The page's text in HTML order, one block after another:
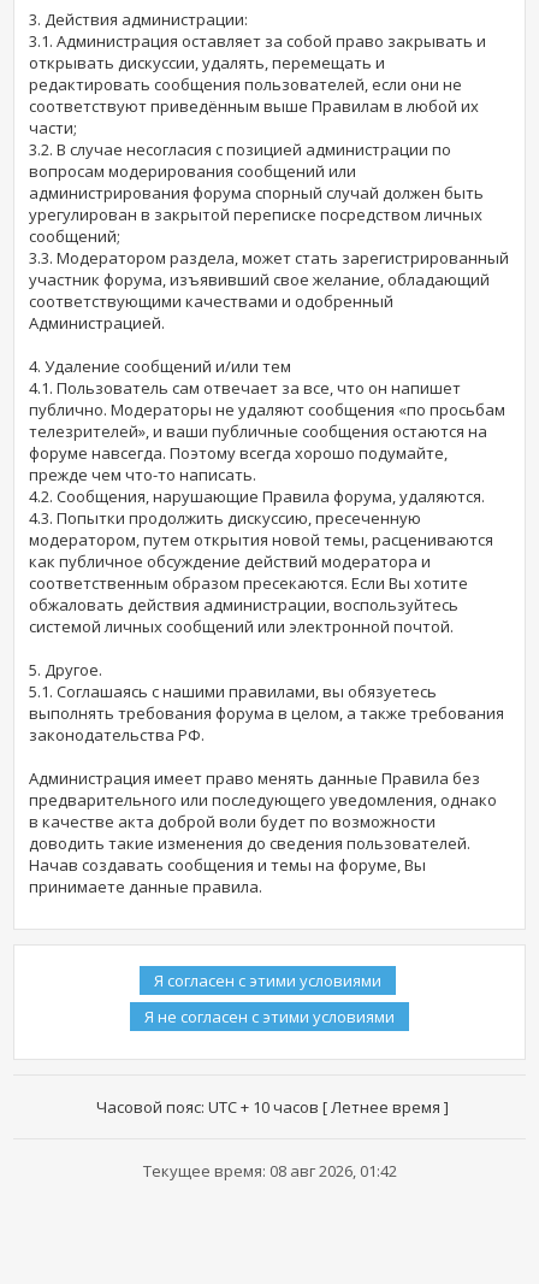
3. Действия администрации:
3.1. Администрация оставляет за собой право закрывать и
открывать дискуссии, удалять, перемещать и
редактировать сообщения пользователей, если они не
соответствуют приведённым выше Правилам в любой их
части;
3.2. В случае несогласия с позицией администрации по
вопросам модерирования сообщений или
администрирования форума спорный случай должен быть
урегулирован в закрытой переписке посредством личных
сообщений;
3.3. Модератором раздела, может стать зарегистрированный
участник форума, изъявивший свое желание, обладающий
соответствующими качествами и одобренный
Администрацией.
4. Удаление сообщений и/или тем
4.1. Пользователь сам отвечает за все, что он напишет
публично. Модераторы не удаляют сообщения «по просьбам
телезрителей», и ваши публичные сообщения остаются на
форуме навсегда. Поэтому всегда хорошо подумайте,
прежде чем что-то написать.
4.2. Сообщения, нарушающие Правила форума, удаляются.
4.3. Попытки продолжить дискуссию, пресеченную
модератором, путем открытия новой темы, расцениваются
как публичное обсуждение действий модератора и
соответственным образом пресекаются. Если Вы хотите
обжаловать действия администрации, воспользуйтесь
системой личных сообщений или электронной почтой.
5. Другое.
5.1. Соглашаясь с нашими правилами, вы обязуетесь
выполнять требования форума в целом, а также требования
законодательства РФ.
Администрация имеет право менять данные Правила без
предварительного или последующего уведомления, однако
в качестве акта доброй воли будет по возможности
доводить такие изменения до сведения пользователей.
Начав создавать сообщения и темы на форуме, Вы
принимаете данные правила.
Часовой пояс: UTC + 10 часов [ Летнее время ]
Текущее время: 08 авг 2026, 01:42